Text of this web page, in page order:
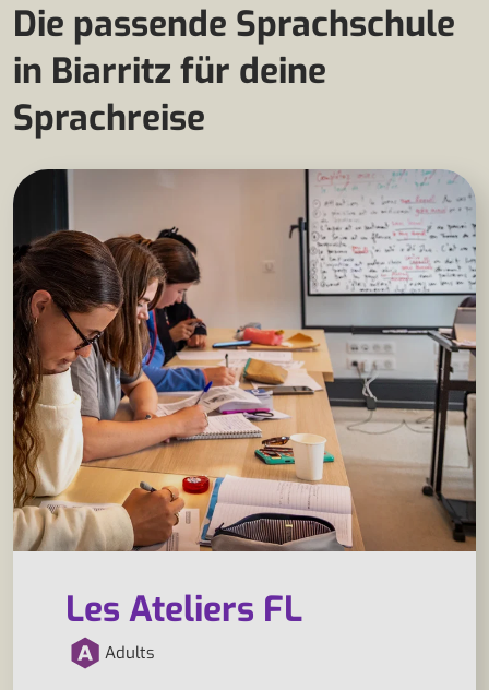
Die passende Sprachschule
in Biarritz für deine
Sprachreise
Les Ateliers FL
Adults